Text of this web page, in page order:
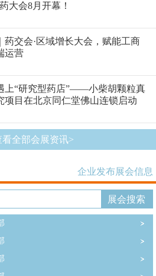
大会8月开幕！
药交会·区域增长大会，赋能工商
运营
上“研究型药店”——小柴胡颗粒真
项目在北京同仁堂佛山连锁启动
看全部会展资讯>
企业发布展会信息